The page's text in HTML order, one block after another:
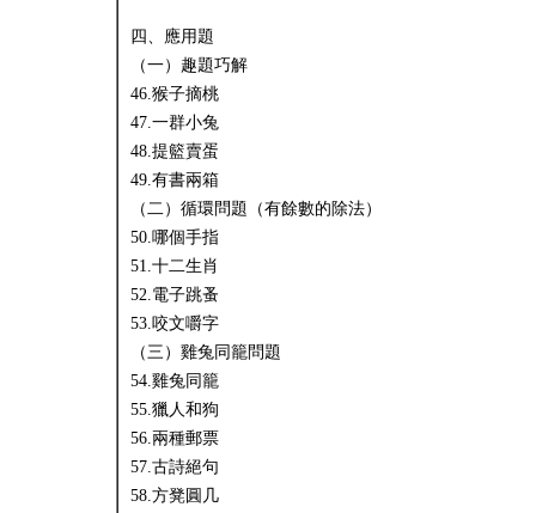
四、應用題
（一）趣題巧解
46.猴子摘桃
47.一群小兔
48.提籃賣蛋
49.有書兩箱
（二）循環問題（有餘數的除法）
50.哪個手指
51.十二生肖
52.電子跳蚤
53.咬文嚼字
（三）雞兔同籠問題
54.雞兔同籠
55.獵人和狗
56.兩種郵票
57.古詩絕句
58.方凳圓几